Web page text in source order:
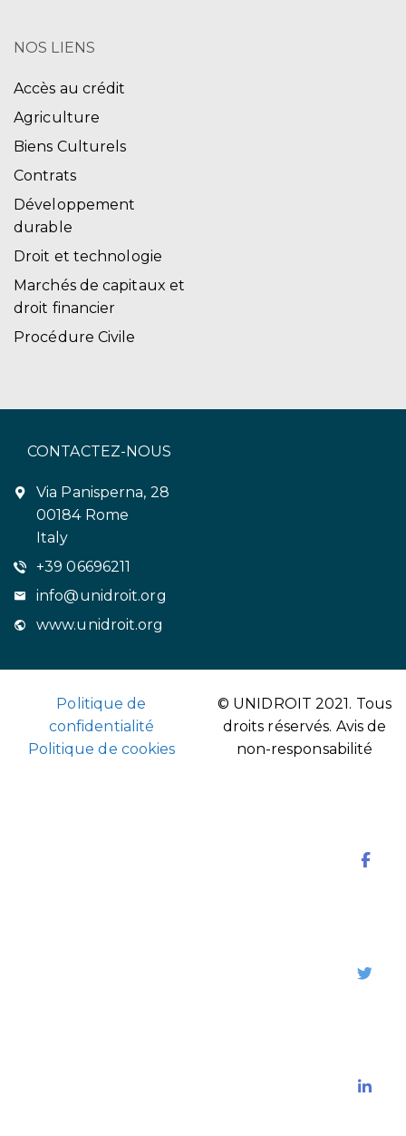
NOS LIENS
Accès au crédit
Agriculture
Biens Culturels
Contrats
Développement
durable
Droit et technologie
Marchés de capitaux et
droit financier
Procédure Civile
CONTACTEZ-NOUS
Via Panisperna, 28
00184 Rome
Italy
+39 06696211
info@unidroit.org
www.unidroit.org
Politique de
confidentialité
Politique de cookies
© UNIDROIT 2021. Tous
droits réservés. Avis de
non-responsabilité